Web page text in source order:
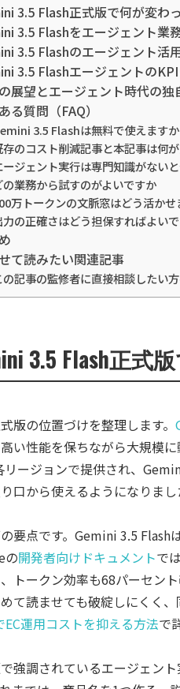
3.5 Flash正式版で何が変わ
3.5 Flashをエージェント業
3.5 Flashのエージェント活
3.5 Flashエージェントの
展望とエージェント時代の独
る質問（FAQ）
3.5 Flashは無料で使えますか
存のコスト削減記事と本記事は何
ージェント実行は専門知識がない
の業務から試すのがよいですか
万トークンの文脈窓はどう活かせ
力の正確さはどう担保すればよい
て読みたい関連記事
の記事の監修者に直接相談したい
3.5 Flash正式
版の位置づけを整理します。
い性能を保ちながら大規模
リージョンで提供され、
口から使えるようになりま
要点です。Gemini 3.5 Flash
の開発者向けドキュメントで
トークン効率も68パーセン
て読ませても破綻しにくく
EC運用コストを抑える方法で
強調されているエージェン